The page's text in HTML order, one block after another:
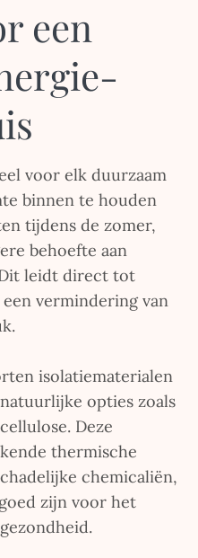
een
voor elk duurzaam
binnen te houden
tijdens de zomer,
behoefte aan
leidt direct tot
vermindering van
isolatiematerialen
opties zoals
Deze
thermische
chemicaliën,
zijn voor het